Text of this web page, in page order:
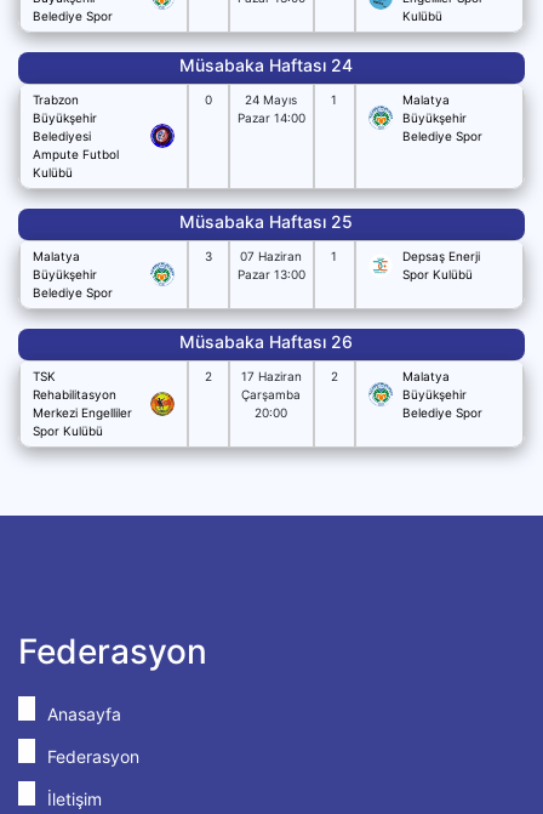
Belediye Spor
Kulübü
Müsabaka Haftası 24
Trabzon
Büyükşehir
Belediyesi
Ampute Futbol
Kulübü
0
24 Mayıs
Pazar 14:00
1
Malatya
Büyükşehir
Belediye Spor
Müsabaka Haftası 25
Malatya
Büyükşehir
Belediye Spor
3
07 Haziran
Pazar 13:00
1
Depsaş Enerji
Spor Kulübü
Müsabaka Haftası 26
TSK
Rehabilitasyon
Merkezi Engelliler
Spor Kulübü
2
17 Haziran
Çarşamba
20:00
2
Malatya
Büyükşehir
Belediye Spor
Federasyon
Anasayfa
Federasyon
İletişim